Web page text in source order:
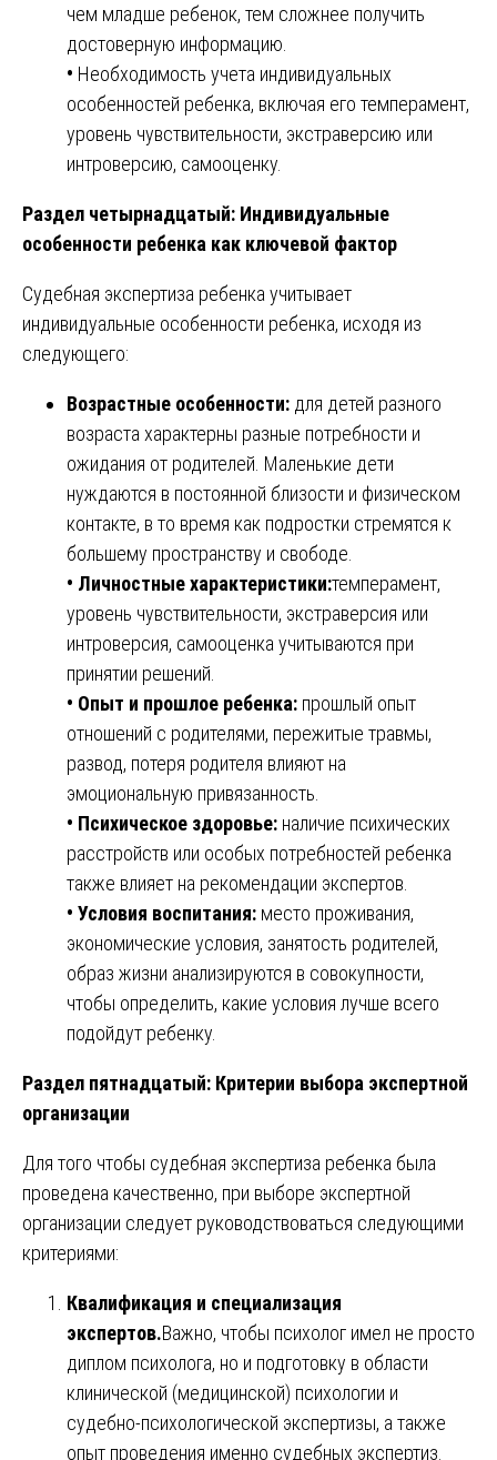
чем младше ребенок, тем сложнее получить
достоверную информацию.
• Необходимость учета индивидуальных
особенностей ребенка, включая его темперамент,
уровень чувствительности, экстраверсию или
интроверсию, самооценку.
Раздел четырнадцатый: Индивидуальные
особенности ребенка как ключевой фактор
Судебная экспертиза ребенка учитывает
индивидуальные особенности ребенка, исходя из
следующего:
Возрастные особенности: для детей разного
возраста характерны разные потребности и
ожидания от родителей. Маленькие дети
нуждаются в постоянной близости и физическом
контакте, в то время как подростки стремятся к
большему пространству и свободе.
• Личностные характеристики:темперамент,
уровень чувствительности, экстраверсия или
интроверсия, самооценка учитываются при
принятии решений.
• Опыт и прошлое ребенка: прошлый опыт
отношений с родителями, пережитые травмы,
развод, потеря родителя влияют на
эмоциональную привязанность.
• Психическое здоровье: наличие психических
расстройств или особых потребностей ребенка
также влияет на рекомендации экспертов.
• Условия воспитания: место проживания,
экономические условия, занятость родителей,
образ жизни анализируются в совокупности,
чтобы определить, какие условия лучше всего
подойдут ребенку.
Раздел пятнадцатый: Критерии выбора экспертной
организации
Для того чтобы судебная экспертиза ребенка была
проведена качественно, при выборе экспертной
организации следует руководствоваться следующими
критериями:
Квалификация и специализация
экспертов.Важно, чтобы психолог имел не просто
диплом психолога, но и подготовку в области
клинической (медицинской) психологии и
судебно-психологической экспертизы, а также
опыт проведения именно судебных экспертиз.